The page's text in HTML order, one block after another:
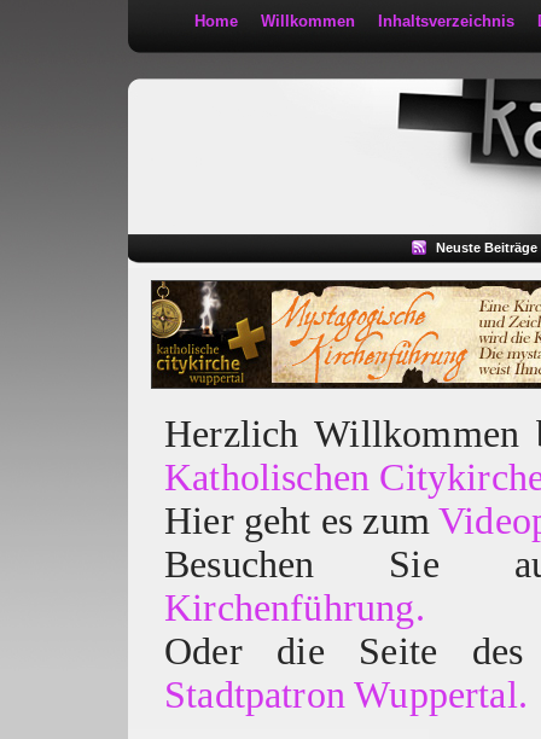
Home Willkommen Inhaltsverzeichnis
Neuste Beiträge
Herzlich
Katholischen
Hier geht es zum
Besuchen
Kirchenführung.
Oder die Seite des
Stadtpatron Wuppertal.